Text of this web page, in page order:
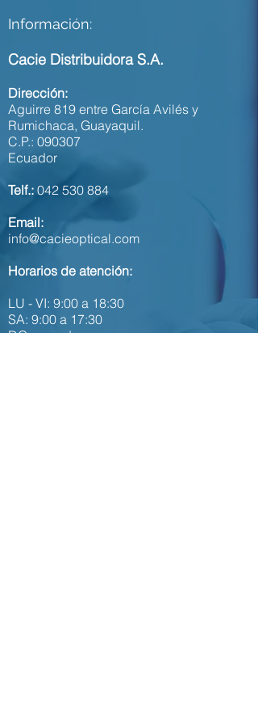
Información:
Cacie Distribuidora S.A.
Dirección:
Aguirre 819 entre García Avilés y
Rumichaca, Guayaquil.
C.P.: 090307
Ecuador
Telf.: 042 530 884
Email:
info@cacieoptical.com
Horarios de atención:
LU - VI: 9:00 a 18:30
SA: 9:00 a 17:30
DO: cerrado